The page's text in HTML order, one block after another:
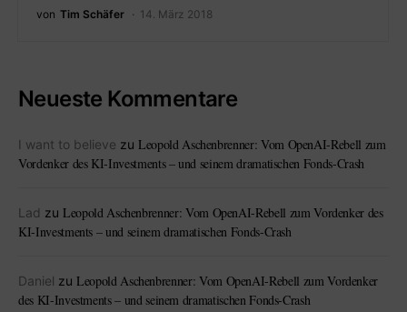
von Tim Schäfer 14. März 2018
Neueste Kommentare
I want to believe zu Leopold Aschenbrenner: Vom OpenAI-Rebell zum
Vordenker des KI-Investments – und seinem dramatischen Fonds-Crash
Lad zu Leopold Aschenbrenner: Vom OpenAI-Rebell zum Vordenker des
KI-Investments – und seinem dramatischen Fonds-Crash
Daniel zu Leopold Aschenbrenner: Vom OpenAI-Rebell zum Vordenker
des KI-Investments – und seinem dramatischen Fonds-Crash